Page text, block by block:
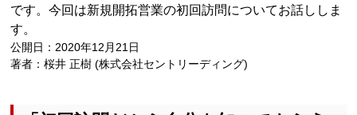
です。今回は新規開拓営業の初回訪問についてお話ししま
す。
公開日：2020年12月21日
著者：桜井 正樹 (株式会社セントリーディング)